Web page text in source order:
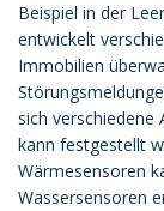
Beispiel in der
entwickelt
Immobilien
sich verschiedene
kann festgestellt
Wärmesensoren
Wassersensoren